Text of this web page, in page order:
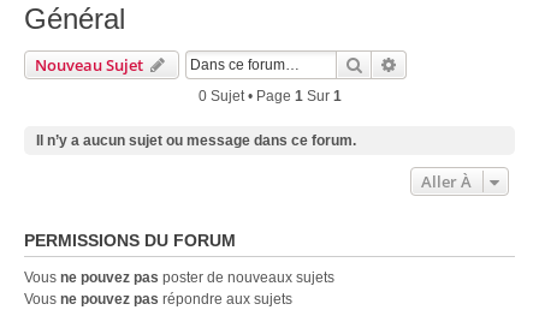
Général
Nouveau Sujet Rechercher
0 Sujet • Page 1Sur 1
Il n’y a aucun sujet ou message dans ce forum.
Aller À
PERMISSIONS DU FORUM
Vous ne pouvez pas poster de nouveaux sujets
Vous ne pouvez pas répondre aux sujets